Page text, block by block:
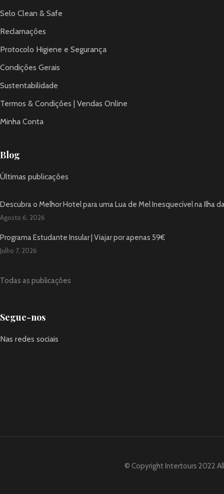
Selo Clean & Safe
Reclamações
Protocolo Higiene e Segurança
Condições Gerais
Sustentabilidade
Termos & Condições | Vendas Online
Minha Conta
Blog
Últimas publicações
Descubra o Melhor Hotel para uma Lua de Mel Inesquecível na Ilha
Agosto 6, 2026
Programa Estudante Insular | Viajar por apenas 59€
Julho 7, 2026
Todas as publicações
Segue-nos
Nas redes sociais
© Copyright Intertours 2022